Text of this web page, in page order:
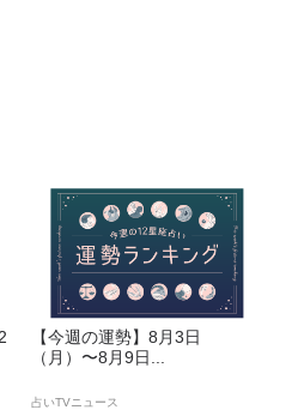
【今週の運勢】8月3日
（月）〜8月9日...
占いTVニュース